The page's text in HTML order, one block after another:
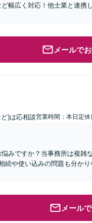
幅広く対応！他士業と連携
メールで
)は応相談営業時間：本日定休
みですか？当事務所は複雑
や使い込みの問題も分か
メール